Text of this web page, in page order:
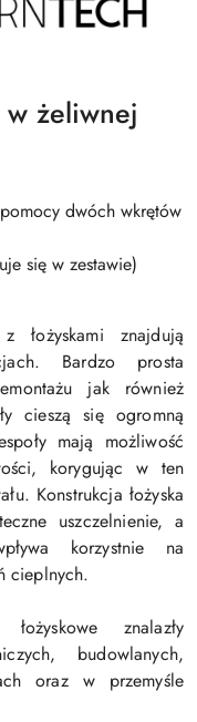
w żeliwnej
dwóch wkrętów
się w zestawie)
łożyskami znajdują
Bardzo prosta
jak również
cieszą się ogromną
mają możliwość
korygując w ten
Konstrukcja łożyska
uszczelnienie, a
korzystnie na
cieplnych.
znalazły
budowlanych,
oraz w przemyśle